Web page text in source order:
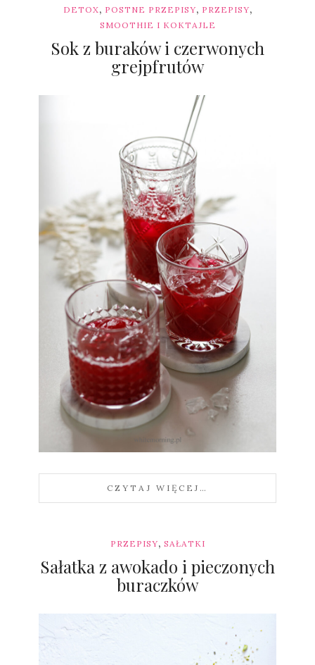
DETOX, POSTNE PRZEPISY, PRZEPISY,
SMOOTHIE I KOKTAJLE
Sok z buraków i czerwonych
grejpfrutów
Sylwia
CZYTAJ WIĘCEJ…
PRZEPISY, SAŁATKI
Sałatka z awokado i pieczonych
buraczków